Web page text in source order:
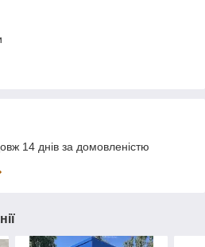
14 днів за домовленістю